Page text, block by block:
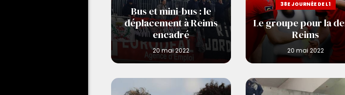
Bus et mini-bus : le
déplacement à Reims
encadré
38E JOURNÉE DE L1
Le groupe pour la
Reims